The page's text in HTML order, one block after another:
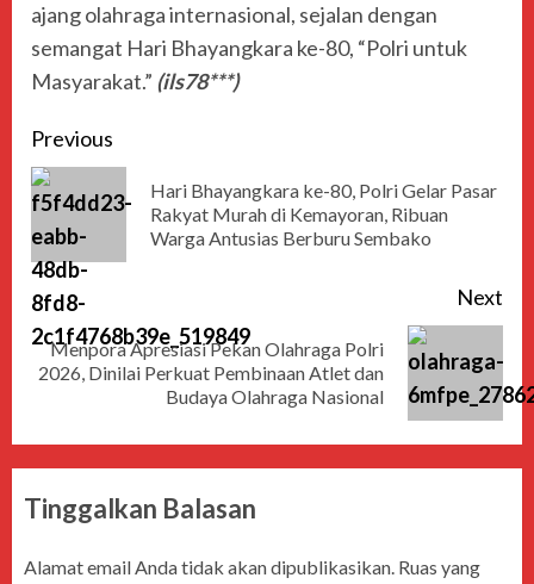
ajang olahraga internasional, sejalan dengan
semangat Hari Bhayangkara ke-80, “Polri untuk
Masyarakat.” (ils78***)
Previous
Hari Bhayangkara ke-80, Polri Gelar Pasar
Rakyat Murah di Kemayoran, Ribuan
Warga Antusias Berburu Sembako
Next
Menpora Apresiasi Pekan Olahraga Polri
2026, Dinilai Perkuat Pembinaan Atlet dan
Budaya Olahraga Nasional
Tinggalkan Balasan
Alamat email Anda tidak akan dipublikasikan. Ruas yang